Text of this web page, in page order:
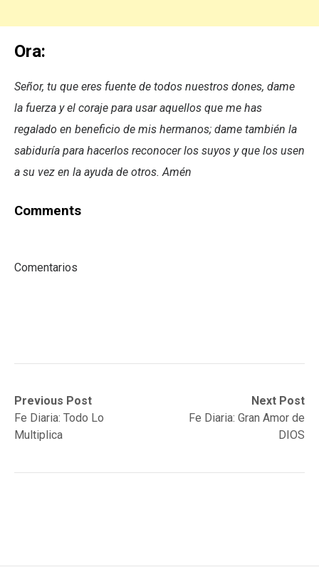
Ora:
Señor, tu que eres fuente de todos nuestros dones, dame
la fuerza y el coraje para usar aquellos que me has
regalado en beneficio de mis hermanos; dame también la
sabiduría para hacerlos reconocer los suyos y que los usen
a su vez en la ayuda de otros. Amén
Comments
Comentarios
Post
navigation
Previous Post
Previous
post:Fe Diaria: Todo Lo
Multiplica
Next Post
Next
post:
Fe Diaria: Gran Amor de
DIOS